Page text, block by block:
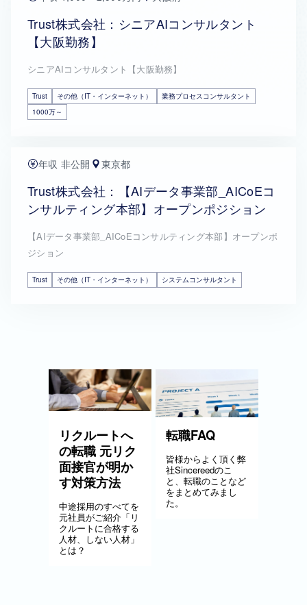
Trust株式会社：シニアAIコンサルタント
【大阪勤務】
シニアAIコンサルタント【大阪勤務】
Trust その他（IT・インターネット）
業務プロセスコンサルタント
1000万～
年収 非公開 東京都
Trust株式会社：【AIデータ事業部_AICoEコ
ンサルティング本部】オープンポジション
【AIデータ事業部_AICoEコンサルティング本部】オープンポ
ジション
Trust その他（IT・インターネット） システムコンサルタント
リクルートへ
の転職 元リク
面接官が明か
す対策方法
中途採用のすべてを
元社員がご紹介「リ
クルートに合格する
人材、しない人材」
とは？
転職FAQ
皆様からよく頂く弊
社Sincereedのこ
と、転職のことなど
をまとめてみまし
た。